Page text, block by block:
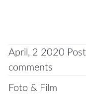
April, 2 2020
comments
Foto & Film